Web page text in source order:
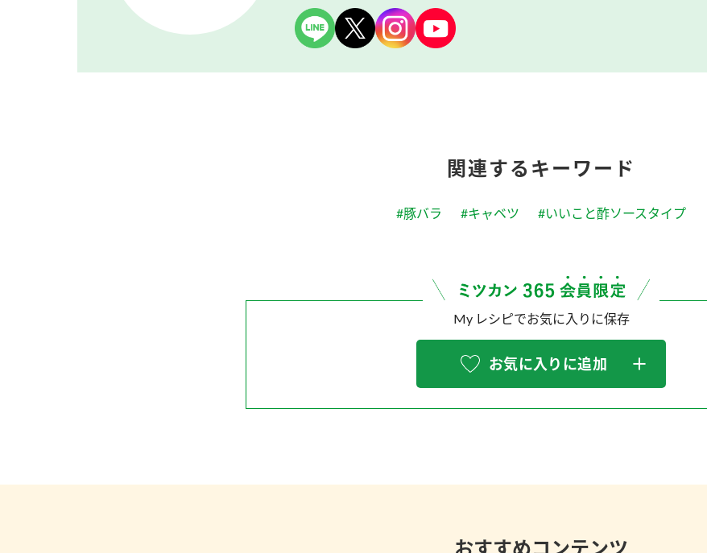
関連するキーワード
#豚バラ #キャベツ #いいこと酢ソースタイプ
My レシピでお気に入りに保存
お気に入りに追加
おすすめコンテンツ